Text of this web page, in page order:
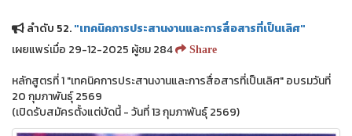
ลำดับ 52."เทคนิคการประสานงานและการสื่อสารที่เป็นเลิศ"
เผยแพร่เมื่อ 29-12-2025 ผู้ชม 284
Share
หลักสูตรที่ 1 "เทคนิคการประสานงานและการสื่อสารที่เป็นเลิศ" อบรมวันที่
20 กุมภาพันธุ์ 2569
(เปิดรับสมัครตั้งแต่บัดนี้ - วันที่ 13 กุมภาพันธุ์ 2569)